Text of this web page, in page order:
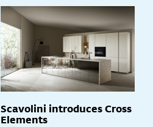
Scavolini introduces Cross
Elements